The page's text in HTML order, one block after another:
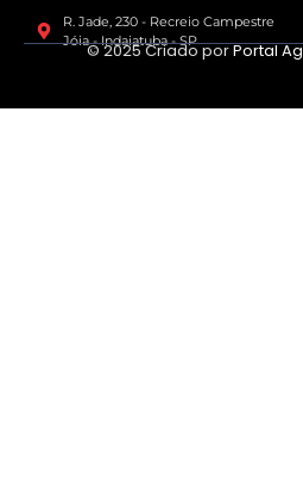
R. Jade, 230 - Recreio Campestre
Jóia - Indaiatuba - SP
© 2025 Criado porPortal